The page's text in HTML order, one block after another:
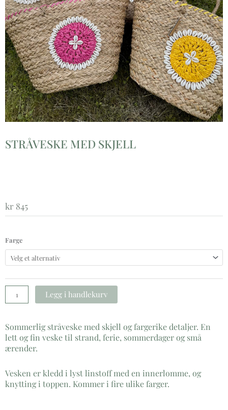
STRÅVESKE MED SKJELL
kr 845
Farge
Stråveske
med
skjell
Legg i handlekurv
Sommerlig stråveske med skjell og fargerike detaljer. En
lett og fin veske til strand, ferie, sommerdager og små
ærender.
Vesken er kledd i lyst linstoff med en innerlomme, og
knytting i toppen. Kommer i fire ulike farger.